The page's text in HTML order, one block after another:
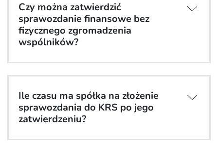
Czy można zatwierdzić
sprawozdanie finansowe bez
fizycznego zgromadzenia
wspólników?
Ile czasu ma spółka na złożenie
sprawozdania do KRS po jego
zatwierdzeniu?